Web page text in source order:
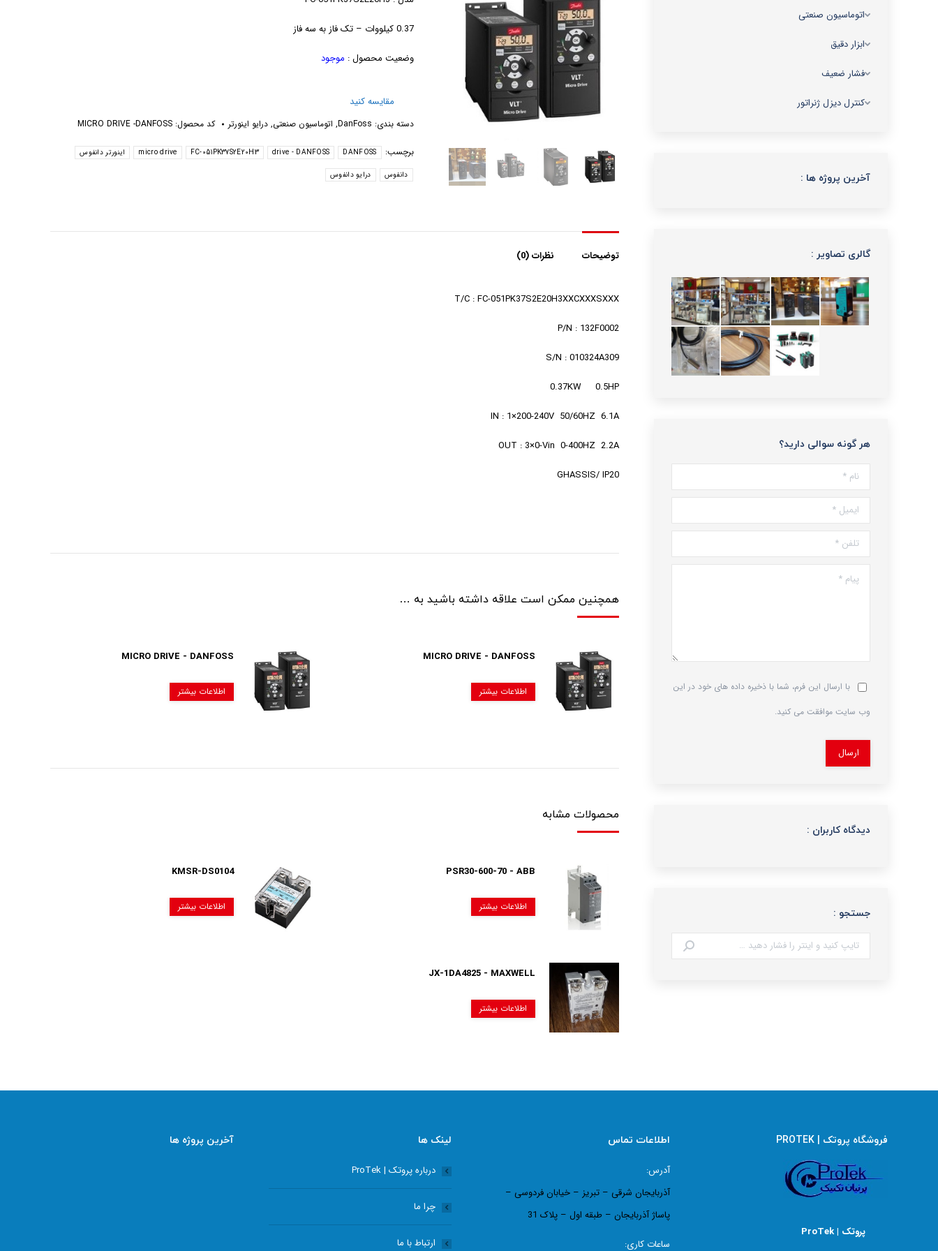
0.37 کیلووات – تک فاز به سه فاز
وضعیت محصول : موجود
مقایسه کنید
دسته بندی: DanFoss
, اتوماسیون صنعتی,درایو اینورتر کد محصول:MICRO DRIVE -DANFOSS
برچسب: DANFOSS
drive - DANFOSS
FC-051PK37S2E20H3
micro drive اینورتر دانفوس
دانفوس درایو دانفوس
توضیحات نظرات (0)
T/C : FC-051PK37S2E20H3XXCXXXSXXX
P/N : 132F0002
S/N : 010324A309
0.37KW 0.5HP
IN : 1×200-240V 50/60HZ 6.1A
OUT : 3×0-Vin 0-400HZ 2.2A
GHASSIS/ IP20
همچنین ممکن است علاقه داشته باشید به …
MICRO DRIVE - DANFOSS
اطلاعات بیشتر
MICRO DRIVE - DANFOSS
اطلاعات بیشتر
محصولات مشابه
PSR30-600-70 - ABB
اطلاعات بیشتر
KMSR-DS0104
اطلاعات بیشتر
JX-1DA4825 - MAXWELL
اطلاعات بیشتر
اتوماسیون صنعتی
ابزار دقیق
فشار ضعیف
کنترل دیزل ژنراتور
آخرین پروژه ها :
گالری تصاویر :
هر گونه سوالی دارید؟
نام *
ایمیل *
تلفن *
پیام *
با ارسال این فرم، شما با ذخیره داده های خود در این
وب سایت موافقت می کنید.
ارسال
دیدگاه کاربران :
جستجو :
جستجو:
فروشگاه پروتک | PROTEK
پروتک | ProTek
اطلاعات تماس
آدرس:
آذربایجان شرقی – تبریز – خیابان فردوسی –
پاساژ آذربایجان – طبقه اول – پلاک 31
ساعات کاری:
لینک ها
درباره پروتک | ProTek
چرا ما
ارتباط با ما
آخرین پروژه ها